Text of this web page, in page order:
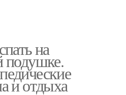
на
подушке.
и отдыха